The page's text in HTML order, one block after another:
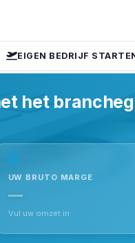
EIGEN BEDRIJF
het
UW BRUTO MARGE
—
Vul uw omzet in